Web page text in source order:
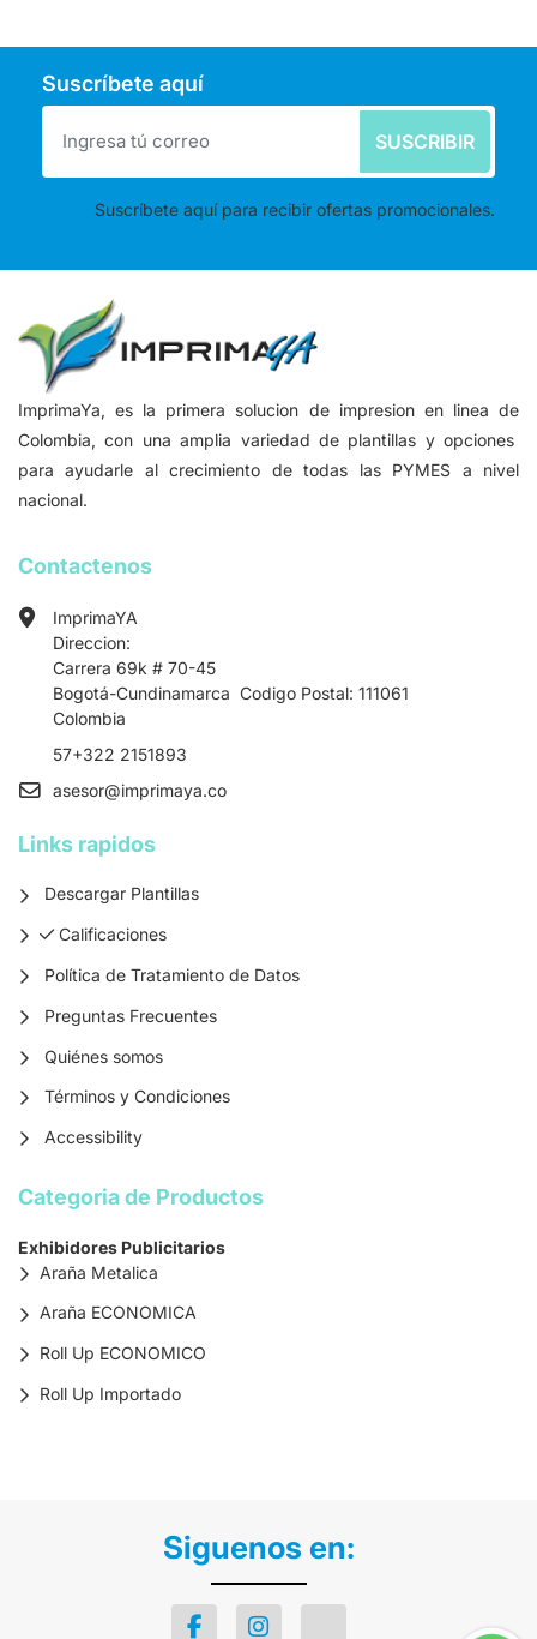
Suscríbete aquí
SUSCRIBIR
Suscríbete aquí para recibir ofertas promocionales.
ImprimaYa, es la primera solucion de impresion en linea de
Colombia, con una amplia variedad de plantillas y opciones
para ayudarle al crecimiento de todas las PYMES a nivel
nacional.
Contactenos
ImprimaYA
Direccion:
Carrera 69k # 70-45
Bogotá-Cundinamarca Codigo Postal: 111061
Colombia
57+322 2151893
asesor@imprimaya.co
Links rapidos
Descargar Plantillas
Calificaciones
Calificaciones
Política de Tratamiento de Datos
Preguntas Frecuentes
Quiénes somos
Términos y Condiciones
Accessibility
Categoria de Productos
Exhibidores Publicitarios
Araña Metalica
Araña ECONOMICA
Roll Up ECONOMICO
Roll Up Importado
Siguenos en: